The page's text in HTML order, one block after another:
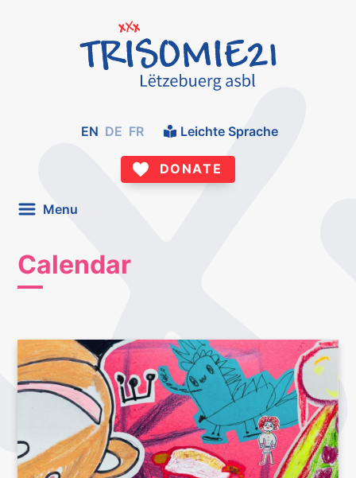
EN DE FR Leichte Sprache
DONATE
Menu
Calendar